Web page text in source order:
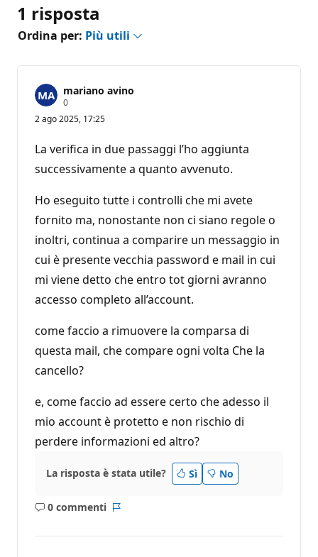
1 risposta
Ordina per: Più utili
mariano avino
0P
n
i
d
i
r
p
u
t
z
o
e
2 ago 2025, 17:25
La verifica in due passaggi l’ho aggiunta
successivamente a quanto avvenuto.
Ho eseguito tutte i controlli che mi avete
fornito ma, nonostante non ci siano regole o
inoltri, continua a comparire un messaggio in
cui è presente vecchia password e mail in cui
mi viene detto che entro tot giorni avranno
accesso completo all’account.
come faccio a rimuovere la comparsa di
questa mail, che compare ogni volta Che la
cancello?
e, come faccio ad essere certo che adesso il
mio account è protetto e non rischio di
perdere informazioni ed altro?
La risposta è stata utile? Sì No
0 commenti
Nessun